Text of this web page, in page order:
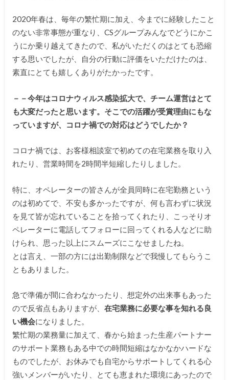
2020年春は、毎年の繁忙期に加え、今までに経験したこと
のない非常事態が重なり、CSグループみんなでどうにかこ
うにか乗り越えてきたので、私がいただくのはとても恐縮
する思いでしたが、自分の行動に評価をいただけたのは、
素直にとても嬉しくありがたかったです。
－－今年はコロナウィルス感染拡大で、チーム運営はとて
も大変だったと思います。そこでの活躍が受賞理由にもな
っていますが、コロナ禍での対応はどうでしたか？
コロナ禍では、お客様相談室で初めての在宅業務を取り入
れたり、営業時間を2時間半短縮したりしました。
特に、オペレーターの皆さんが全員同時に在宅勤務という
のは初めてで、不安も多かったですが、何も言わずに状況
を見て皆が忘れていることを拾ってくれたり、こっそりオ
ペレーターに電話してフォローに回ってくれる人などに助
けられ、思った以上にスムーズにこなせましたね。
とは言え、一部の方には出勤制限などで我慢してもらうこ
ともありました。
急で準備が間に合わなかったり、想定外の出来事もあった
ので反省点もありますが、 在宅業務に必要な事を知れる良
い機会になりました。
繁忙期の業務量に加えて、春から始まった生産パートナー
のサポート業務もある中での時間短縮はなかなかハードな
ものでしたが、お休みでも自宅からサポートしてくれる心
強いメンバーがいたり、とても恵まれた環境にあったので